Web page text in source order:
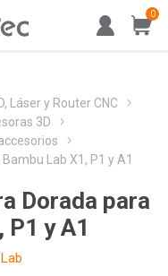
0
Láser y Router CNC
3D
Lab X1, P1 y A1
Dorada para
P1 y A1